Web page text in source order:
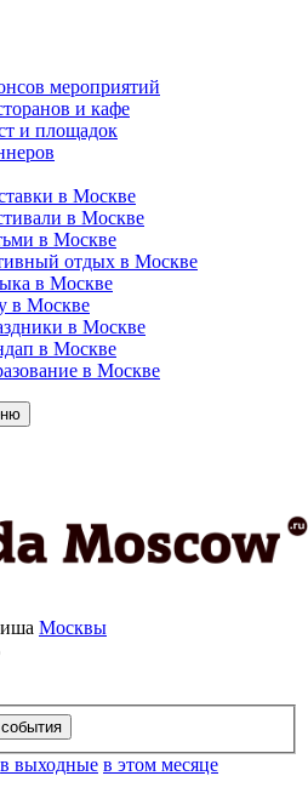
мероприятий
и кафе
и площадок
в Москве
в Москве
в Москве
отдых в Москве
в Москве
в Москве
в Москве
в Москве
в Москве
Москвы
в выходные в этом месяце